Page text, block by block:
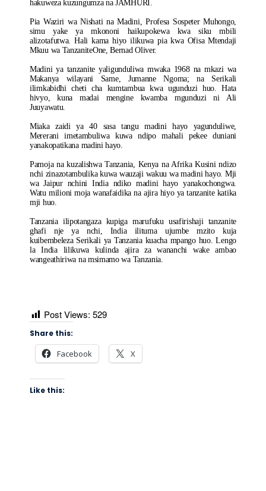
hakuweza kuzungumza na JAMHURI.
Pia Waziri wa Nishati na Madini, Profesa Sospeter Muhongo,
simu yake ya mkononi haikupokewa kwa siku mbili
alizotafutwa. Hali kama hiyo ilikuwa pia kwa Ofisa Mtendaji
Mkuu wa TanzaniteOne, Bernad Oliver.
Madini ya tanzanite yaligunduliwa mwaka 1968 na mkazi wa
Makanya wilayani Same, Jumanne Ngoma; na Serikali
ilimkabidhi cheti cha kumtambua kwa ugunduzi huo. Hata
hivyo, kuna madai mengine kwamba mgunduzi ni Ali
Juuyawatu.
Miaka zaidi ya 40 sasa tangu madini hayo yagunduliwe,
Mererani imetambuliwa kuwa ndipo mahali pekee duniani
yanakopatikana madini hayo.
Pamoja na kuzalishwa Tanzania, Kenya na Afrika Kusini ndizo
nchi zinazotambulika kuwa wauzaji wakuu wa madini hayo. Mji
wa Jaipur nchini India ndiko madini hayo yanakochongwa.
Watu milioni moja wanafaidika na ajira hiyo ya tanzanite katika
mji huo.
Tanzania ilipotangaza kupiga marufuku usafirishaji tanzanite
ghafi nje ya nchi, India ilituma ujumbe mzito kuja
kuibembeleza Serikali ya Tanzania kuacha mpango huo. Lengo
la India lilikuwa kulinda ajira za wananchi wake ambao
wangeathiriwa na msimamo wa Tanzania.
Post Views: 529
Share this:
Facebook X
Like this: